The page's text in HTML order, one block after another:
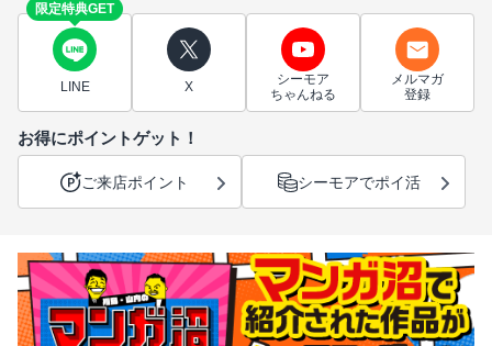
限定特典GET
LINE X
シーモア
ちゃんねる
メルマガ
登録
お得にポイントゲット！
ご来店ポイント シーモアでポイ活